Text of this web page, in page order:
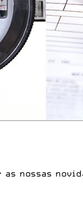
as nossas